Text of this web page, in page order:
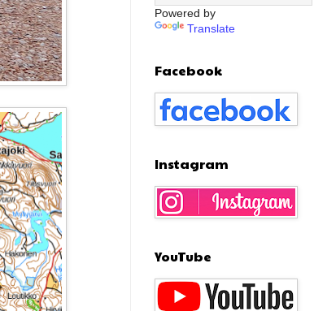
Powered by
Translate
Facebook
Instagram
YouTube